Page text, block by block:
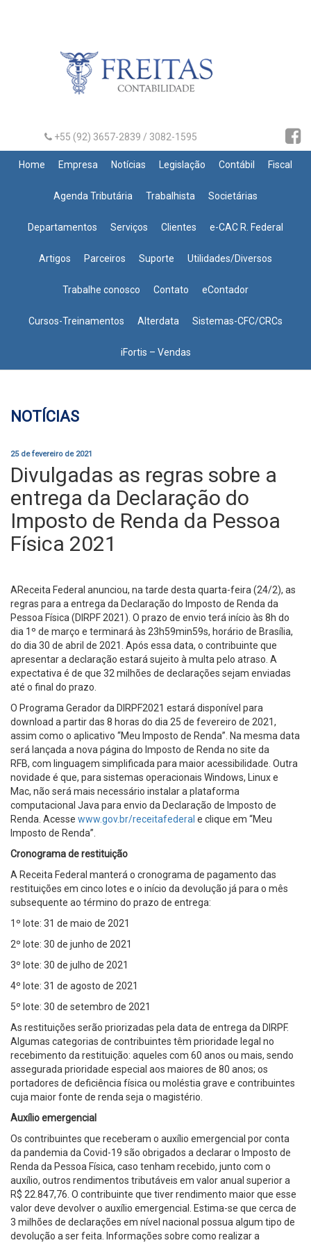
+55 (92) 3657-2839 / 3082-1595
Home Empresa Notícias Legislação Contábil Fiscal
Agenda Tributária Trabalhista Societárias
Departamentos Serviços Clientes e-CAC R. Federal
Artigos Parceiros Suporte Utilidades/Diversos
Trabalhe conosco Contato eContador
Cursos-Treinamentos Alterdata Sistemas-CFC/CRCs
iFortis – Vendas
NOTÍCIAS
25 de fevereiro de 2021
Divulgadas as regras sobre a
entrega da Declaração do
Imposto de Renda da Pessoa
Física 2021
AReceita Federal anunciou, na tarde desta quarta-feira (24/2), as
regras para a entrega da Declaração do Imposto de Renda da
Pessoa Física (DIRPF 2021). O prazo de envio terá início às 8h do
dia 1º de março e terminará às 23h59min59s, horário de Brasília,
do dia 30 de abril de 2021. Após essa data, o contribuinte que
apresentar a declaração estará sujeito à multa pelo atraso. A
expectativa é de que 32 milhões de declarações sejam enviadas
até o final do prazo.
O Programa Gerador da DIRPF2021 estará disponível para
download a partir das 8 horas do dia 25 de fevereiro de 2021,
assim como o aplicativo “Meu Imposto de Renda”. Na mesma data
será lançada a nova página do Imposto de Renda no site da
RFB, com linguagem simplificada para maior acessibilidade. Outra
novidade é que, para sistemas operacionais Windows, Linux e
Mac, não será mais necessário instalar a plataforma
computacional Java para envio da Declaração de Imposto de
Renda. Acesse www.gov.br/receitafederal e clique em “Meu
Imposto de Renda”.
Cronograma de restituição
A Receita Federal manterá o cronograma de pagamento das
restituições em cinco lotes e o início da devolução já para o mês
subsequente ao término do prazo de entrega:
1º lote: 31 de maio de 2021
2º lote: 30 de junho de 2021
3º lote: 30 de julho de 2021
4º lote: 31 de agosto de 2021
5º lote: 30 de setembro de 2021
As restituições serão priorizadas pela data de entrega da DIRPF.
Algumas categorias de contribuintes têm prioridade legal no
recebimento da restituição: aqueles com 60 anos ou mais, sendo
assegurada prioridade especial aos maiores de 80 anos; os
portadores de deficiência física ou moléstia grave e contribuintes
cuja maior fonte de renda seja o magistério.
Auxílio emergencial
Os contribuintes que receberam o auxílio emergencial por conta
da pandemia da Covid-19 são obrigados a declarar o Imposto de
Renda da Pessoa Física, caso tenham recebido, junto com o
auxílio, outros rendimentos tributáveis em valor anual superior a
R$ 22.847,76. O contribuinte que tiver rendimento maior que esse
valor deve devolver o auxílio emergencial. Estima-se que cerca de
3 milhões de declarações em nível nacional possua algum tipo de
devolução a ser feita. Informações sobre como realizar a